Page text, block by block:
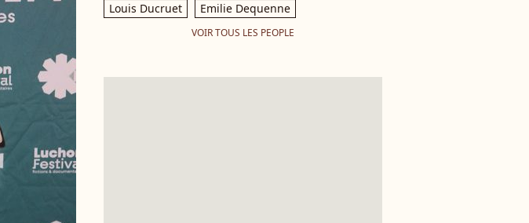
Louis Ducruet
Emilie Dequenne
VOIR TOUS LES PEOPLE